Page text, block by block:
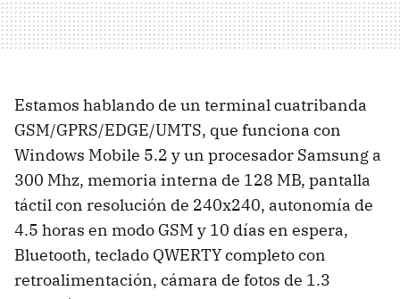
Estamos hablando de un terminal cuatribanda
GSM/GPRS/EDGE/UMTS, que funciona con
Windows Mobile 5.2 y un procesador Samsung a
300 Mhz, memoria interna de 128 MB, pantalla
táctil con resolución de 240x240, autonomía de
4.5 horas en modo GSM y 10 días en espera,
Bluetooth, teclado QWERTY completo con
retroalimentación, cámara de fotos de 1.3